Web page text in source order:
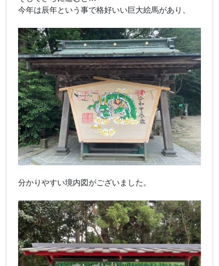
今年は辰年という事で格好いい巨大絵馬があり、
分かりやすい境内図がございました。